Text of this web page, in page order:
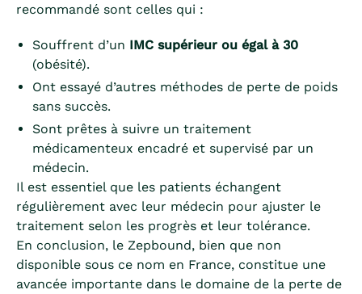
recommandé sont celles qui :
Souffrent d’un IMC supérieur ou égal à 30
(obésité).
Ont essayé d’autres méthodes de perte de poids
sans succès.
Sont prêtes à suivre un traitement
médicamenteux encadré et supervisé par un
médecin.
Il est essentiel que les patients échangent
régulièrement avec leur médecin pour ajuster le
traitement selon les progrès et leur tolérance.
En conclusion, le Zepbound, bien que non
disponible sous ce nom en France, constitue une
avancée importante dans le domaine de la perte de